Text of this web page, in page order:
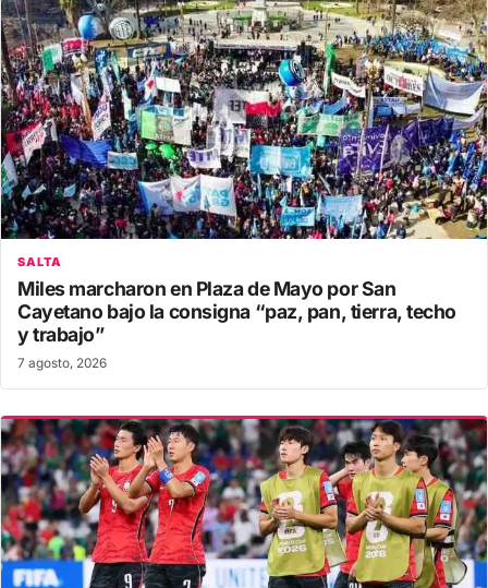
SALTA
Miles marcharon en Plaza de Mayo por San
Cayetano bajo la consigna “paz, pan, tierra, techo
y trabajo”
7 agosto, 2026